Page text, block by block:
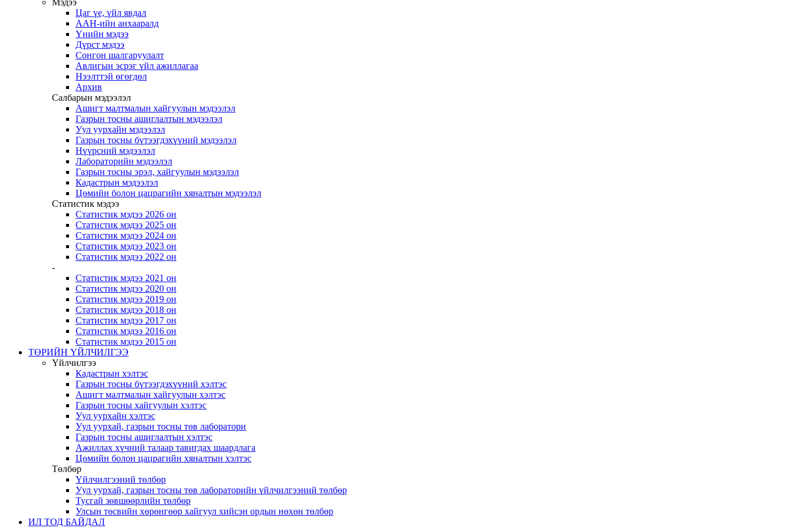
Мэдээ
Цаг үе, үйл явдал
ААН-ийн анхааралд
Үнийн мэдээ
Дүрст мэдээ
Сонгон шалгаруулалт
Авлигын эсрэг үйл ажиллагаа
Нээлттэй өгөгдөл
Архив
Салбарын мэдээлэл
Ашигт малтмалын хайгуулын мэдээлэл
Газрын тосны ашиглалтын мэдээлэл
Уул уурхайн мэдээлэл
Газрын тосны бүтээгдэхүүний мэдээлэл
Нүүрсний мэдээлэл
Лабораторийн мэдээлэл
Газрын тосны эрэл, хайгуулын мэдээлэл
Кадастрын мэдээлэл
Цөмийн болон цацрагийн хяналтын мэдээлэл
Статистик мэдээ
Статистик мэдээ 2026 он
Статистик мэдээ 2025 он
Статистик мэдээ 2024 он
Статистик мэдээ 2023 он
Статистик мэдээ 2022 он
-
Статистик мэдээ 2021 он
Статистик мэдээ 2020 он
Статистик мэдээ 2019 он
Статистик мэдээ 2018 он
Статистик мэдээ 2017 он
Статистик мэдээ 2016 он
Статистик мэдээ 2015 он
ТӨРИЙН ҮЙЛЧИЛГЭЭ
Үйлчилгээ
Кадастрын хэлтэс
Газрын тосны бүтээгдэхүүний хэлтэс
Ашигт малтмалын хайгуулын хэлтэс
Газрын тосны хайгуулын хэлтэс
Уул уурхайн хэлтэс
Уул уурхай, газрын тосны төв лаборатори
Газрын тосны ашиглалтын хэлтэс
Ажиллах хүчний талаар тавигдах шаардлага
Цөмийн болон цацрагийн хяналтын хэлтэс
Төлбөр
Үйлчилгээний төлбөр
Уул уурхай, газрын тосны төв лабораторийн үйлчилгээний төлбөр
Тусгай зөвшөөрлийн төлбөр
Улсын төсвийн хөрөнгөөр хайгуул хийсэн ордын нөхөн төлбөр
ИЛ ТОД БАЙДАЛ